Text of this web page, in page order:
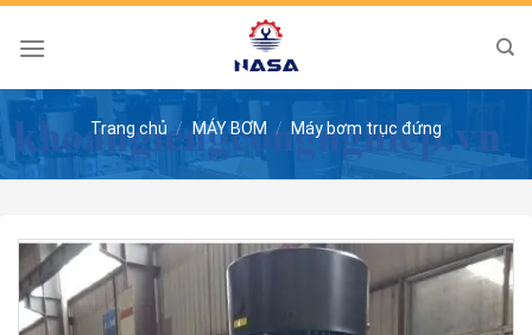
Skip
Trang chủ / MÁY BƠM / Máy bơm trục đứng